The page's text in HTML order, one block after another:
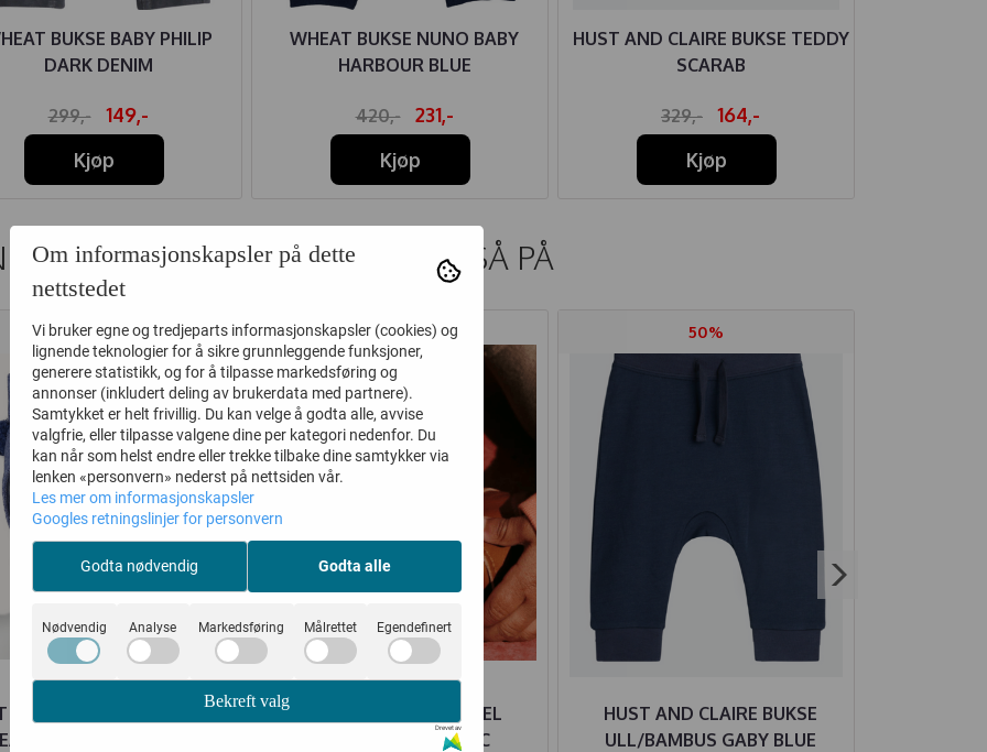
BUKSE BABY PHILIP
DARK DENIM
299,-
149,-
Kjøp
WHEAT BUKSE NUNO BABY
HARBOUR BLUE
420,-
231,-
Kjøp
HUST AND CLAIRE BUKSE TEDDY
SCARAB
329,-
164,-
Kjøp
SOM SÅ PÅ DETTE SÅ OGSÅ PÅ
25%
LUE COTWOOL KNYTTING
M/SKINNLAPP
MELTON SKINNTØFFEL
BORRELÅS COGNAC
50%
HUST AND CLAIRE BUKSE
ULL/BAMBUS GABY BLUE
Om informasjonskapsler på dette
nettstedet
Vi bruker egne og tredjeparts informasjonskapsler (cookies) og
lignende teknologier for å sikre grunnleggende funksjoner,
generere statistikk, og for å tilpasse markedsføring og
annonser (inkludert deling av brukerdata med partnere).
Samtykket er helt frivillig. Du kan velge å godta alle, avvise
valgfrie, eller tilpasse valgene dine per kategori nedenfor. Du
kan når som helst endre eller trekke tilbake dine samtykker via
lenken «personvern» nederst på nettsiden vår.
Les mer om informasjonskapsler
Googles retningslinjer for personvern
Godta nødvendig Godta alle
Nødvendig Analyse Markedsføring Målrettet Egendefinert
Bekreft valg
Drevet av